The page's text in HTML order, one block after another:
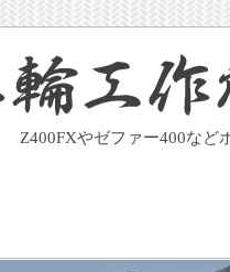
Z400FXやゼファー400など